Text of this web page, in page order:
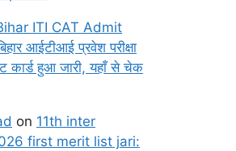
ITI CAT Admit
आईटीआई प्रवेश परीक्षा
कार्ड हुआ जारी, यहाँ से चेक
on 11th inter
first merit list jari: